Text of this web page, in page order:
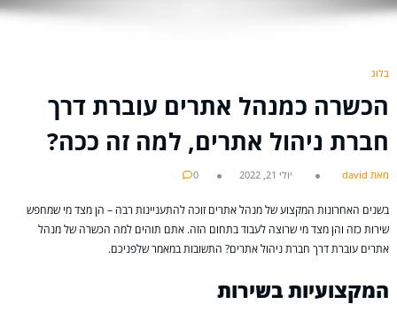
בלוג
הכשרה כמנהל אתרים עוברת דרך
חברת ניהול אתרים, למה זה ככה?
מאת david יולי 21, 2022 0
בשנים האחרונות המקצוע של מנהל אתרים זוכה להתעניינות רבה – הן מצד מי שמחפש
שירות כזה והן מצד מי שרוצה לעבוד בתחום הזה. אתם תוהים למה הכשרה של מנהל
אתרים עוברת דרך חברת ניהול אתרים? התשובות במאמר שלפניכם.
המקצועיות בשירות